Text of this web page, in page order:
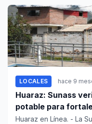
LOCALES hace 9
Huaraz: Sunass
potable para
pública
Huaraz en Línea. - La